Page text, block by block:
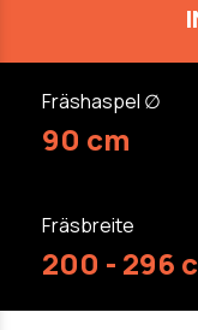
Fräshaspel ∅
90 cm
Fräsbreite
200 - 296